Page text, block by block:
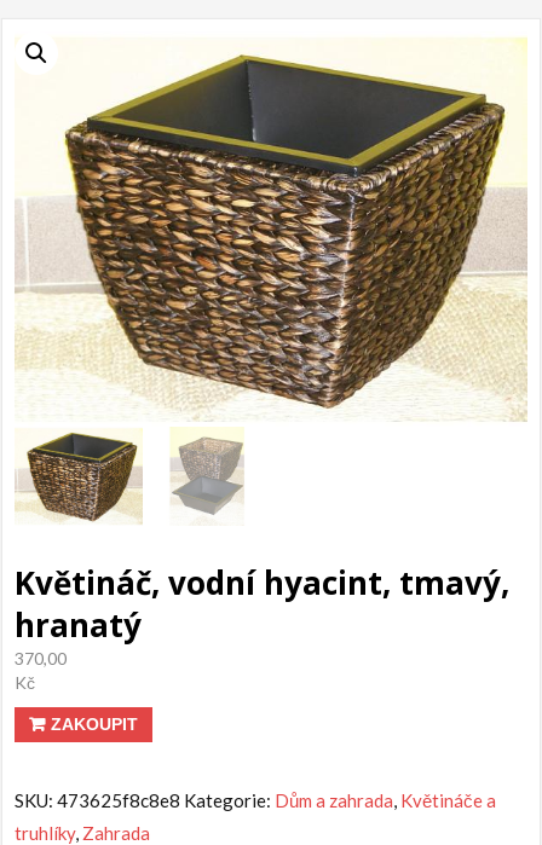
Květináč, vodní hyacint, tmavý,
hranatý
370,00
Kč
ZAKOUPIT
SKU:473625f8c8e8 Kategorie: Dům a zahrada, Květináče a
truhlíky, Zahrada